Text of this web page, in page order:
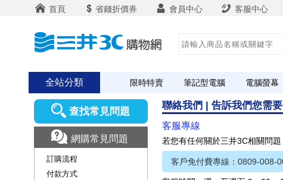
首頁 省錢折價券 會員中心 客服中心
全站分類 限時特賣 筆記型電腦 電腦螢幕
聯絡我們 | 告訴我們您需
客服專線
若您有任何關於三井3C相關問
客戶免付費專線：0809-008-
查找常見問題
網購常見問題
訂購流程
付款方式